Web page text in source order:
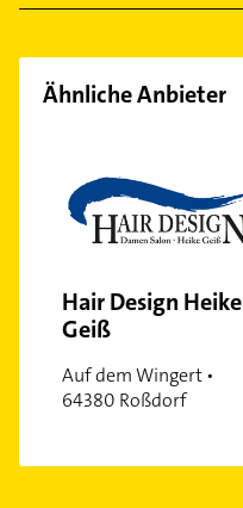
Ähnliche Anbieter
Hair Design Heike
Geiß
Auf dem Wingert •
64380 Roßdorf